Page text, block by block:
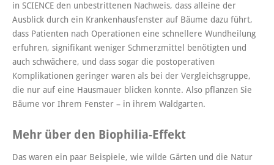
in SCIENCE den unbestrittenen Nachweis, dass alleine der
Ausblick durch ein Krankenhausfenster auf Bäume dazu führt,
dass Patienten nach Operationen eine schnellere Wundheilung
erfuhren, signifikant weniger Schmerzmittel benötigten und
auch schwächere, und dass sogar die postoperativen
Komplikationen geringer waren als bei der Vergleichsgruppe,
die nur auf eine Hausmauer blicken konnte. Also pflanzen Sie
Bäume vor Ihrem Fenster – in ihrem Waldgarten.
Mehr über den Biophilia-Effekt
Das waren ein paar Beispiele, wie wilde Gärten und die Natur